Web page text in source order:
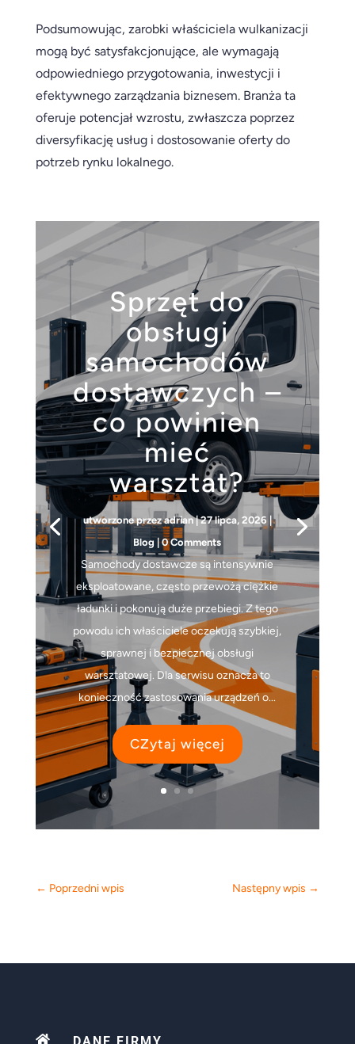
Podsumowując, zarobki właściciela wulkanizacji
mogą być satysfakcjonujące, ale wymagają
odpowiedniego przygotowania, inwestycji i
efektywnego zarządzania biznesem. Branża ta
oferuje potencjał wzrostu, zwłaszcza poprzez
diversyfikację usług i dostosowanie oferty do
potrzeb rynku lokalnego.
Sprzęt do
obsługi
samochodów
dostawczych –
co powinien
mieć
warsztat?
utworzone przezadrian|27 lipca, 2026|
Blog | 0 Comments
Samochody dostawcze są intensywnie
eksploatowane, często przewożą ciężkie
ładunki i pokonują duże przebiegi. Z tego
powodu ich właściciele oczekują szybkiej,
sprawnej i bezpiecznej obsługi
warsztatowej. Dla serwisu oznacza to
konieczność zastosowania urządzeń o...
CZytaj więcej
← Poprzedni wpis Następny wpis →
